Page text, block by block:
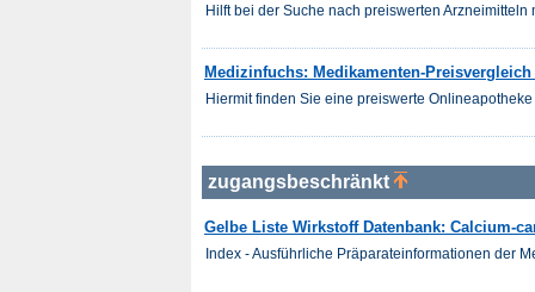
Hilft bei der Suche nach preiswerten Arzneimitteln
Medizinfuchs: Medikamenten-
Hiermit finden Sie eine preiswerte
zugangsbeschränkt
Gelbe Liste Wirkstoff Datenbank: Calcium-
Index - Ausführliche Präparateinformationen der